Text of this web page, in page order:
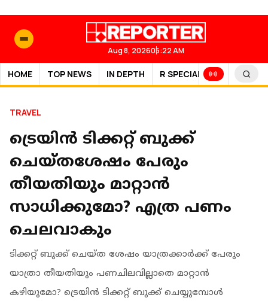
Aug 8, 202605:22 AM
HOME TOP NEWS IN DEPTH R SPECIAL SPORTS
TRAVEL
ട്രെയിന്‍ ടിക്കറ്റ് ബുക്ക്
ചെയ്തശേഷം പേരും
തീയതിയും മാറ്റാന്‍
സാധിക്കുമോ? എത്ര പണം
ചെലവാകും
ടിക്കറ്റ് ബുക്ക് ചെയ്ത ശേഷം യാത്രക്കാര്‍ക്ക് പേരും
യാത്രാ തീയതിയും പണചിലവില്ലാതെ മാറ്റാന്‍
കഴിയുമോ? ട്രെയിന്‍ ടിക്കറ്റ് ബുക്ക് ചെയ്യുമ്പോള്‍